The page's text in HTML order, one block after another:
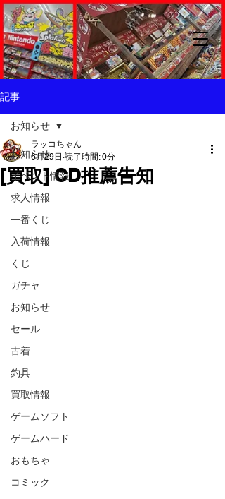
記事
お知らせ
イベント情報
求人情報
一番くじ
入荷情報
くじ
ガチャ
お知らせ
セール
古着
釣具
買取情報
ゲームソフト
ゲームハード
おもちゃ
コミック
お知らせ
[買取] CD推薦告知
ラッコちゃん
6月29日 読了時間: 0分